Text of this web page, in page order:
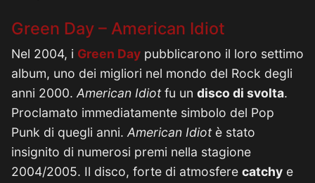
Green Day – American Idiot
Nel 2004, i Green Day pubblicarono il loro settimo
album, uno dei migliori nel mondo del Rock degli
anni 2000. American Idiotfu un disco di svolta.
Proclamato immediatamente simbolo del Pop
Punk di quegli anni. American Idiotè stato
insignito di numerosi premi nella stagione
2004/2005. Il disco, forte di atmosfere catchy e